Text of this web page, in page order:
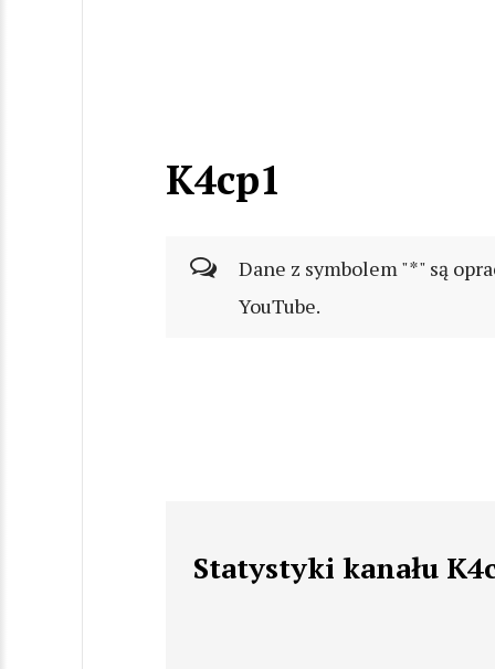
K4cp1
Dane z symbolem "*" są
YouTube.
Statystyki kanału